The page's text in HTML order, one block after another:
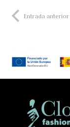
Entrada anterior